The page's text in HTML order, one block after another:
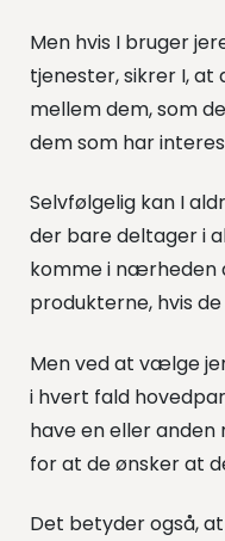
Men hvis I bruger
tjenester, sikrer I,
mellem dem, som
dem som har
Selvfølgelig kan I
der bare deltager i
komme i nærheden
produkterne, hvis de
Men ved at vælge
i hvert fald
have en eller anden
for at de ønsker at
Det betyder også,